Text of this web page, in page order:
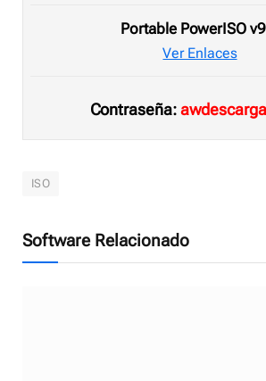
Portable PowerISO
Ver Enlaces
Contraseña:
ISO
Software Relacionado